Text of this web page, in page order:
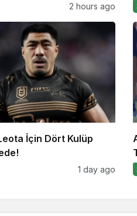
2 hours ago
İçin Dört Kulüp
1 day ago